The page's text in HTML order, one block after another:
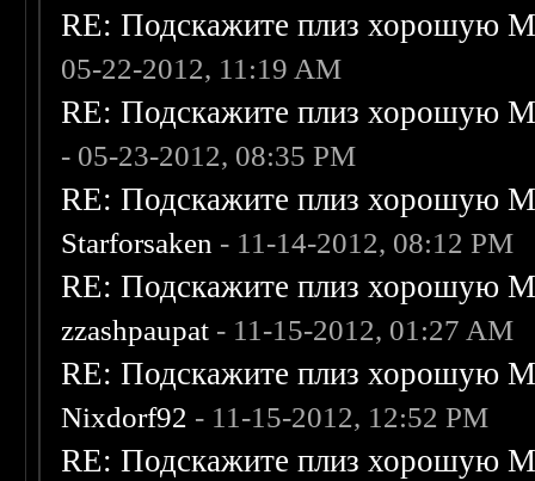
RE: Подскажите плиз хорошую
05-22-2012, 11:19 AM
RE: Подскажите плиз хорошую
- 05-23-2012, 08:35 PM
RE: Подскажите плиз хорошую
Starforsaken - 11-14-2012, 08:12 PM
RE: Подскажите плиз хорошую
zzashpaupat - 11-15-2012, 01:27 AM
RE: Подскажите плиз хорошую
Nixdorf92 - 11-15-2012, 12:52 PM
RE: Подскажите плиз хорошую